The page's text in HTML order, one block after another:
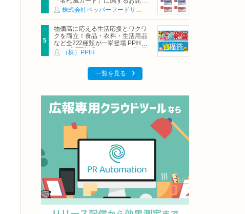
および交換対応についてのご案内
物価高に応える生活応援とワクワ
クを両立！食品・衣料・生活用品
など全222種類が一挙登場 PPIHグ
ループ「夏福袋」＆セール 8月6日
(木)より順次スタート
（株）PPIH
一覧を見る